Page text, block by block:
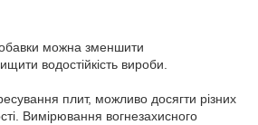
можна зменшити
водостійкість вироби.
плит, можливо досягти різних
Вимірювання вогнезахисного